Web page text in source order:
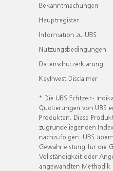
Bekanntmachungen
Hauptregister
Information zu UBS
Nutzungsbedingungen
Datenschutzerklärung
KeyInvest Disclaimer
* Die UBS Echtzeit-
Quotierungen von UBS
Produkten. Diese
zugrundeliegenden
nachzufolgen. UBS
Gewährleistung für die
Vollständigkeit oder
angewandten Methodik.